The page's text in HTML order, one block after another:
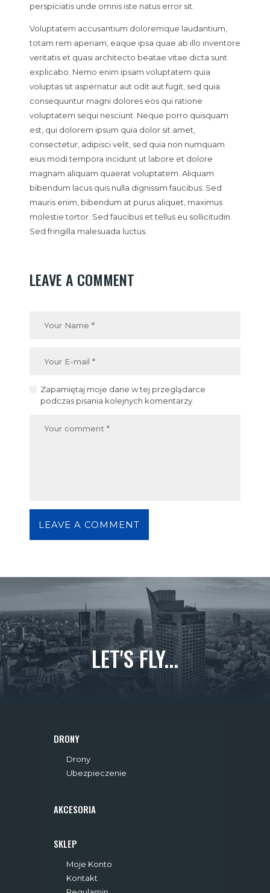
perspiciatis unde omnis iste natus error sit.
Voluptatem accusantium doloremque laudantium,
totam rem aperiam, eaque ipsa quae ab illo inventore
veritatis et quasi architecto beatae vitae dicta sunt
explicabo. Nemo enim ipsam voluptatem quia
voluptas sit aspernatur aut odit aut fugit, sed quia
consequuntur magni dolores eos qui ratione
voluptatem sequi nesciunt. Neque porro quisquam
est, qui dolorem ipsum quia dolor sit amet,
consectetur, adipisci velit, sed quia non numquam
eius modi tempora incidunt ut labore et dolore
magnam aliquam quaerat voluptatem. Aliquam
bibendum lacus quis nulla dignissim faucibus. Sed
mauris enim, bibendum at purus aliquet, maximus
molestie tortor. Sed faucibus et tellus eu sollicitudin.
Sed fringilla malesuada luctus.
LEAVE A COMMENT
Zapamiętaj moje dane w tej przeglądarce
podczas pisania kolejnych komentarzy.
LET'S FLY...
DRONY
Drony
Ubezpieczenie
AKCESORIA
SKLEP
Moje Konto
Kontakt